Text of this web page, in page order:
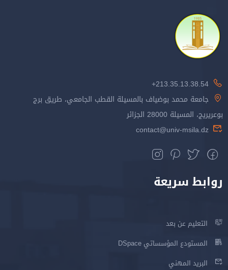
213.35.13.38.54+
جامعة محمد بوضياف بالمسيلة القطب الجامعي، طريق برج
بوعريريج، المسيلة 28000 الجزائر
contact@univ-msila.dz
روابط سريعة
التعليم عن بعد
المستودع المؤسساتي DSpace
البريد المهني